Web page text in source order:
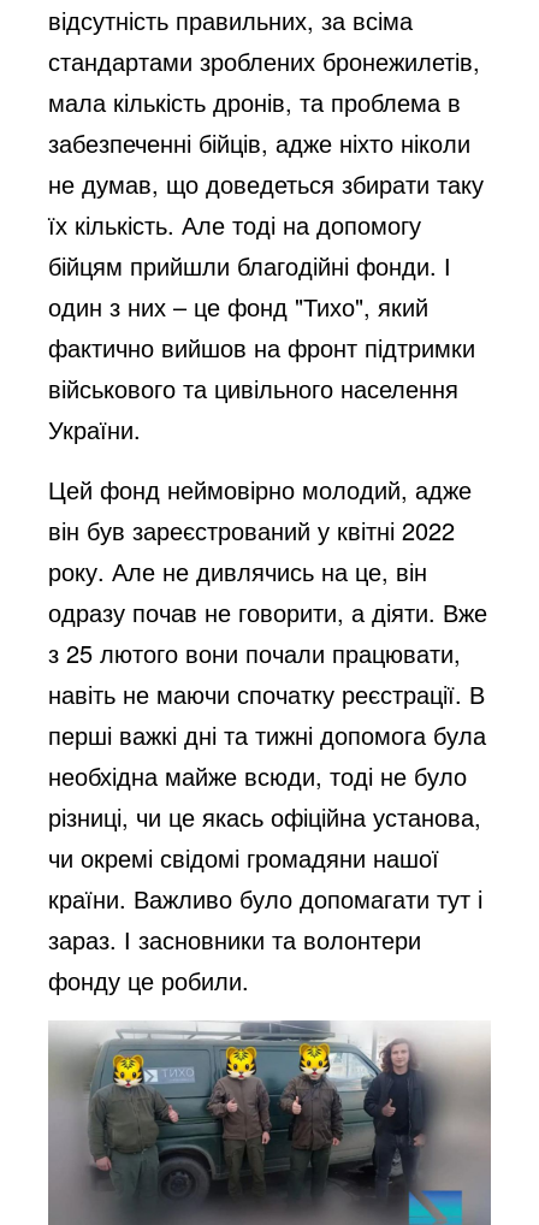
відсутність правильних, за всіма
стандартами зроблених бронежилетів,
мала кількість дронів, та проблема в
забезпеченні бійців, адже ніхто ніколи
не думав, що доведеться збирати таку
їх кількість. Але тоді на допомогу
бійцям прийшли благодійні фонди. І
один з них – це фонд "Тихо", який
фактично вийшов на фронт підтримки
військового та цивільного населення
України.
Цей фонд неймовірно молодий, адже
він був зареєстрований у квітні 2022
року. Але не дивлячись на це, він
одразу почав не говорити, а діяти. Вже
з 25 лютого вони почали працювати,
навіть не маючи спочатку реєстрації. В
перші важкі дні та тижні допомога була
необхідна майже всюди, тоді не було
різниці, чи це якась офіційна установа,
чи окремі свідомі громадяни нашої
країни. Важливо було допомагати тут і
зараз. І засновники та волонтери
фонду це робили.